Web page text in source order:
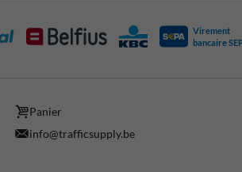
Virement
bancaire
Panier
info@trafficsupply.be